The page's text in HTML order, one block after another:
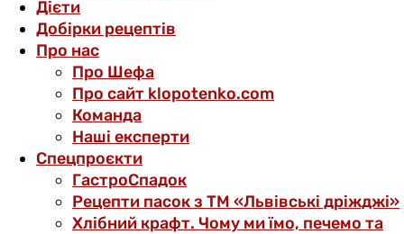
Дієти
Добірки рецептів
Про нас
Про Шефа
Про сайт klopotenko.com
Команда
Наші експерти
Спецпроєкти
ГастроСпадок
Рецепти пасок з ТМ «Львівські дріжджі»
Хлібний крафт. Чому ми їмо, печемо та